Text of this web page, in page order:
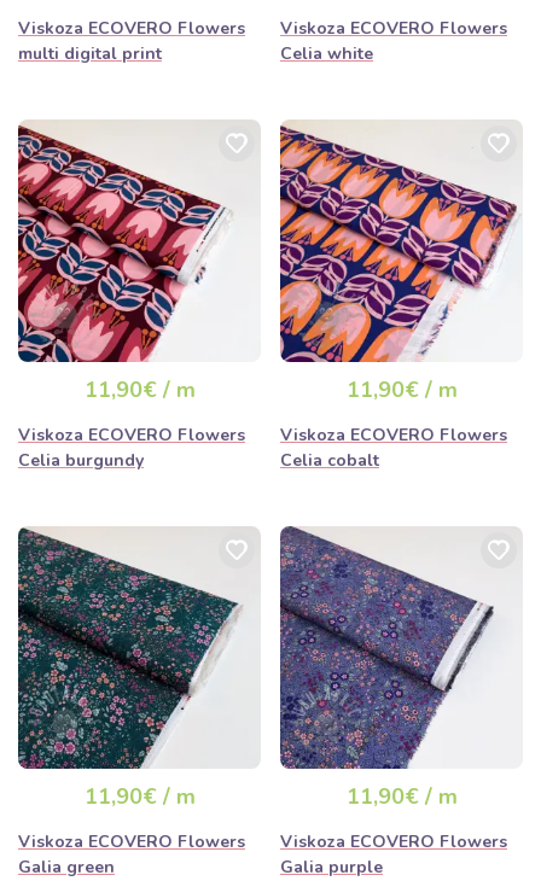
Viskoza ECOVERO Flowers
multi digital print
Viskoza ECOVERO Flowers
Celia white
11,90€ / m
Viskoza ECOVERO Flowers
Celia burgundy
11,90€ / m
Viskoza ECOVERO Flowers
Celia cobalt
11,90€ / m
Viskoza ECOVERO Flowers
Galia green
11,90€ / m
Viskoza ECOVERO Flowers
Galia purple